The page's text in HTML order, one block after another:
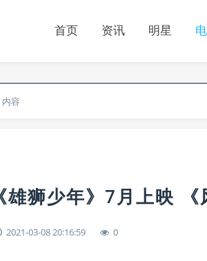
首页 资讯 明星
内容
雄狮少年》7月上映 《
2021-03-08 20:16:59 0